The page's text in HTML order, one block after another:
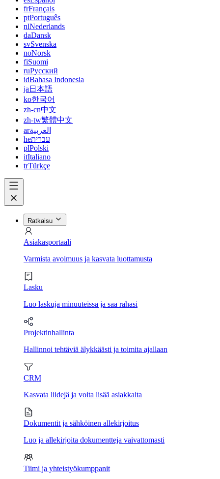
frFrançais
ptPortuguês
nlNederlands
daDansk
svSvenska
noNorsk
fiSuomi
ruРусский
idBahasa Indonesia
ja 日本語
ko한국어
zh-cn中文
zh-tw繁體中文
arالعربية
heעברית
plPolski
itItaliano
trTürkçe
Ratkaisu
Asiakasportaali
Varmista avoimuus ja kasvata luottamusta
Lasku
Luo laskuja minuuteissa ja saa rahasi
Projektinhallinta
Hallinnoi tehtäviä älykkäästi ja toimita ajallaan
CRM
Kasvata liidejä ja voita lisää asiakkaita
Dokumentit ja sähköinen allekirjoitus
Luo ja allekirjoita dokumentteja vaivattomasti
Tiimi ja yhteistyökumppanit